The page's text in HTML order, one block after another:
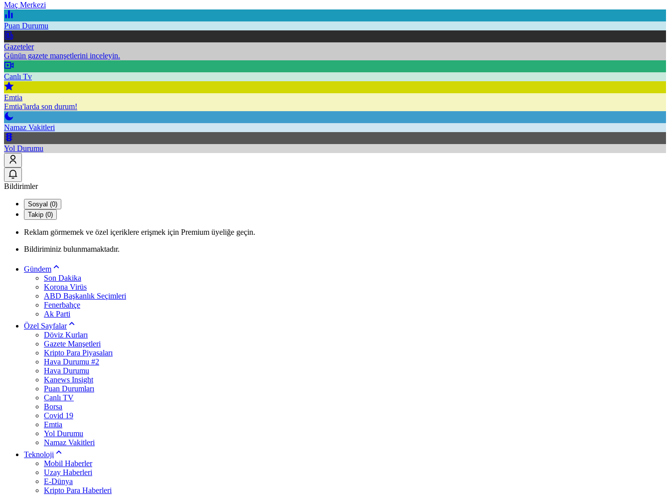
Maç Merkezi
Puan Durumu
Gazeteler
Günün gazete manşetlerini inceleyin.
Canlı Tv
Emtia
Emtia'larda son durum!
Namaz Vakitleri
Yol Durumu
Bildirimler
Sosyal (0)
Takip (0)
Reklam görmemek ve özel içeriklere erişmek için Premium üyeliğe geçin.
Bildiriminiz bulunmamaktadır.
Gündem
Son Dakika
Korona Virüs
ABD Başkanlık Seçimleri
Fenerbahçe
Ak Parti
Özel Sayfalar
Döviz Kurları
Gazete Manşetleri
Kripto Para Piyasaları
Hava Durumu #2
Hava Durumu
Kanews Insight
Puan Durumları
Canlı TV
Borsa
Covid 19
Emtia
Yol Durumu
Namaz Vakitleri
Teknoloji
Mobil Haberler
Uzay Haberleri
E-Dünya
Kripto Para Haberleri